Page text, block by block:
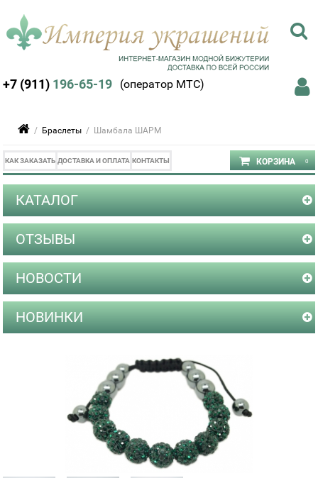
+7 (911) 196-65-19 (оператор МТС)
/ Браслеты / Шамбала ШАРМ
КАК ЗАКАЗАТЬ ДОСТАВКА И ОПЛАТА КОНТАКТЫ
КАТАЛОГ
ОТЗЫВЫ
НОВОСТИ
НОВИНКИ